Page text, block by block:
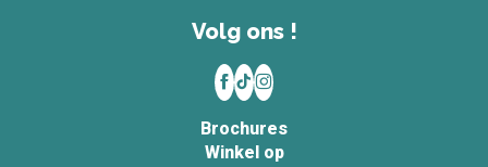
Volg ons !
Brochures
Winkel op